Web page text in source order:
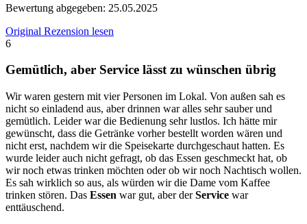
Bewertung abgegeben: 25.05.2025
Original Rezension lesen
6
Gemütlich, aber Service lässt zu wünschen übrig
Wir waren gestern mit vier Personen im Lokal. Von außen sah es
nicht so einladend aus, aber drinnen war alles sehr sauber und
gemütlich. Leider war die Bedienung sehr lustlos. Ich hätte mir
gewünscht, dass die Getränke vorher bestellt worden wären und
nicht erst, nachdem wir die Speisekarte durchgeschaut hatten. Es
wurde leider auch nicht gefragt, ob das Essen geschmeckt hat, ob
wir noch etwas trinken möchten oder ob wir noch Nachtisch wollen.
Es sah wirklich so aus, als würden wir die Dame vom Kaffee
trinken stören. Das Essen war gut, aber derService war
enttäuschend.